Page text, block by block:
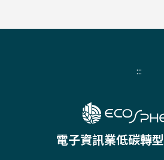
:::
電子資訊業低碳轉